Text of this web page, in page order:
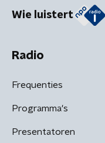
Wie luistert
Radio
Frequenties
Programma's
Presentatoren